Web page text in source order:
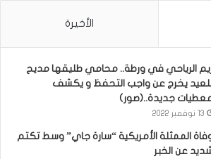
الأخيرة
الرياحي في ورطة.. محامي طليقها مديح
يخرج عن واجب التحفظ و يكشف
جديدة..(صور)
13 نوفمبر 2022
الممثلة الأمريكية “سارة جاي” وسط تكتم
عن الخبر